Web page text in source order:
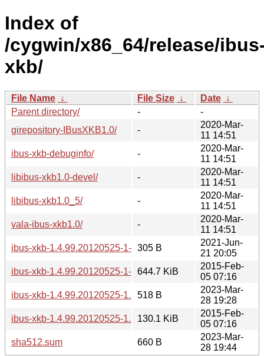
Index of
/cygwin/x86_64/release/
xkb/
File Name ↓ File Size ↓ Date ↓
Parent directory/
-
-
girepository-IBusXKB1.0/
-
2020-Mar-
11 14:51
ibus-xkb-debuginfo/
-
2020-Mar-
11 14:51
libibus-xkb1.0-devel/
-
2020-Mar-
11 14:51
libibus-xkb1.0_5/
-
2020-Mar-
11 14:51
vala-ibus-xkb1.0/
-
2020-Mar-
11 14:51
ibus-xkb-1.4.99.20120525-1-src.hint
305 B
2021-Jun-
21 20:05
ibus-xkb-1.4.99.20120525-1-src.tar.xz
644.7 KiB
2015-Feb-
05 07:16
ibus-xkb-1.4.99.20120525-1.hint518 B
2023-Mar-
28 19:28
ibus-xkb-1.4.99.20120525-1.tar.xz130.1 KiB
2015-Feb-
05 07:16
sha512.sum
660 B
2023-Mar-
28 19:44